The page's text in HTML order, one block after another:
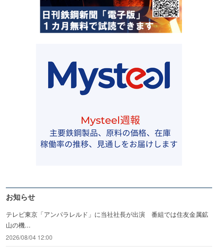
お知らせ
テレビ東京「アンパラレルド」に当社社長が出演 番組では住友金属鉱
山の機...
2026/08/04 12:00